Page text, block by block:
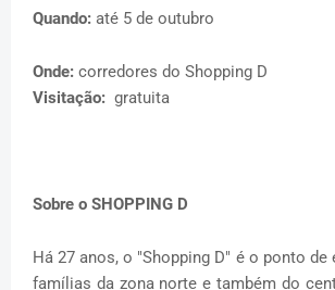
Quando: até 5 de outubro
Onde: corredores do Shopping D
Visitação: gratuita
Sobre o SHOPPING D
Há 27 anos, o "Shopping D" é o ponto de
famílias da zona norte e também do